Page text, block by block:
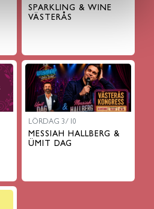
SPARKLING & WINE
VÄSTERÅS
LÖRDAG 3/10
MESSIAH HALLBERG &
ÜMIT DAG